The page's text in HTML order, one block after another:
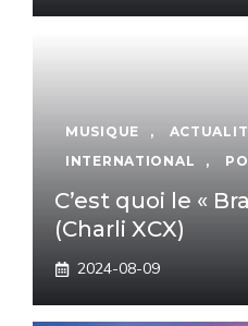
MUSIQUE ,
INTERNATIONAL
,
C’est quoi le «
(Charli XCX)
2024-08-09